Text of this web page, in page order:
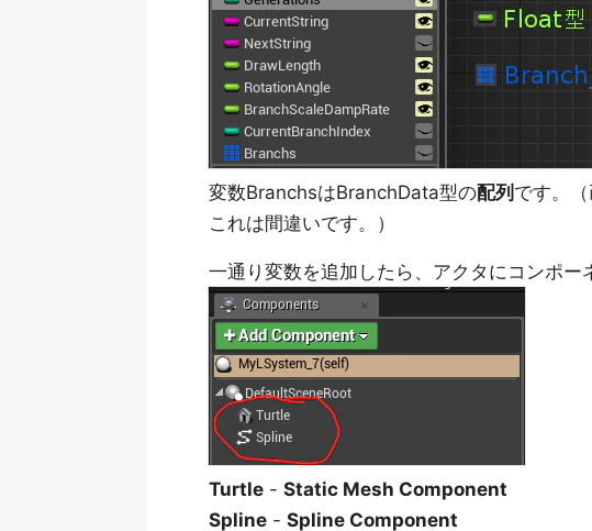
変数BranchsはBranchData型の配列 です。
これは間違いです。）
一通り変数を追加したら、アクタにコンポー
Turtle - Static Mesh Component
Spline - Spline Component